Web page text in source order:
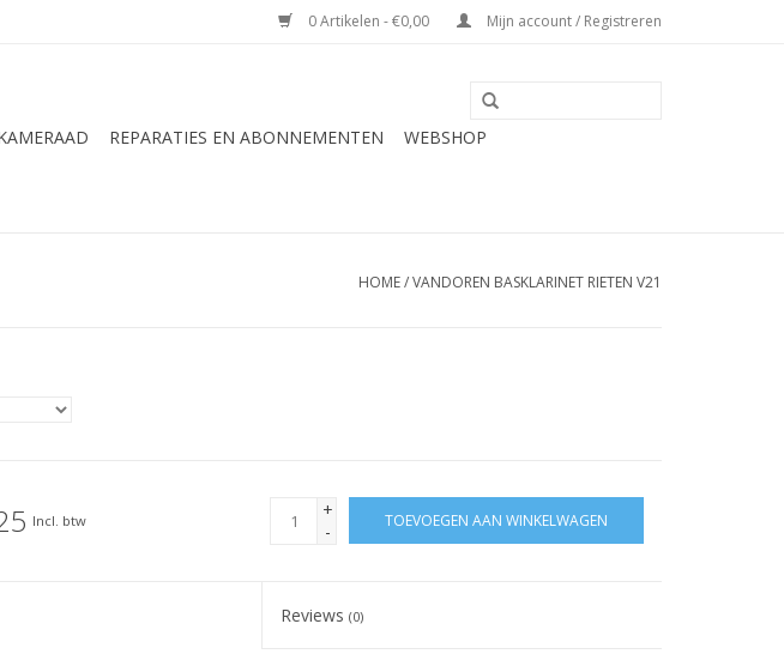
0 Artikelen - €0,00 Mijn account / Registreren
REPARATIES EN ABONNEMENTEN
WEBSHOP
HOME/VANDOREN BASKLARINET RIETEN V21
Incl. btw
+
-
TOEVOEGEN AAN WINKELWAGEN
Reviews(0)